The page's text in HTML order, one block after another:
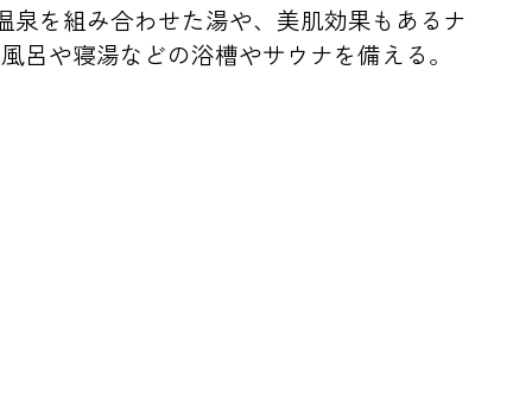
を組み合わせた湯や、美肌効果もあるナ
や寝湯などの浴槽やサウナを備える。